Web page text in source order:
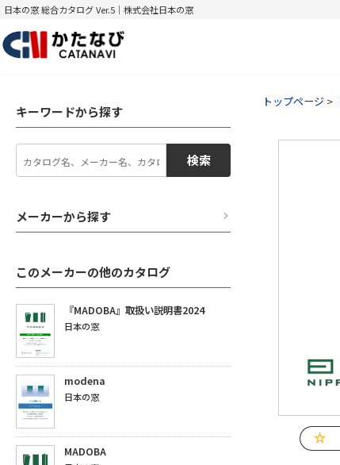
日本の窓 総合カタログ Ver.5｜株式会社日本の窓
キーワードから探す
検索
メーカーから探す
このメーカーの他のカタログ
『MADOBA』取扱い説明書2024
日本の窓
modena
日本の窓
MADOBA
トップページ